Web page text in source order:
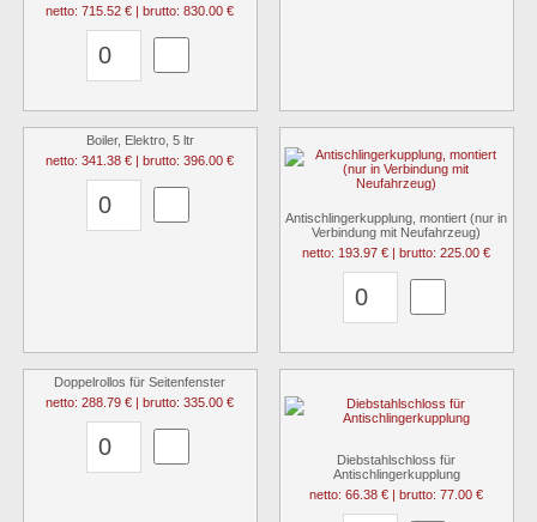
netto: 715.52 € | brutto: 830.00 €
Boiler, Elektro, 5 ltr
netto: 341.38 € | brutto: 396.00 €
Antischlingerkupplung, montiert (nur in
Verbindung mit Neufahrzeug)
netto: 193.97 € | brutto: 225.00 €
Doppelrollos für Seitenfenster
netto: 288.79 € | brutto: 335.00 €
Diebstahlschloss für
Antischlingerkupplung
netto: 66.38 € | brutto: 77.00 €